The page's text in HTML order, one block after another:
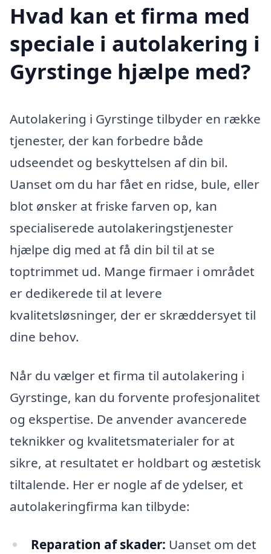
Hvad kan et firma med
speciale i autolakering i
Gyrstinge hjælpe med?
Autolakering i Gyrstinge tilbyder en række
tjenester, der kan forbedre både
udseendet og beskyttelsen af din bil.
Uanset om du har fået en ridse, bule, eller
blot ønsker at friske farven op, kan
specialiserede autolakeringstjenester
hjælpe dig med at få din bil til at se
toptrimmet ud. Mange firmaer i området
er dedikerede til at levere
kvalitetsløsninger, der er skræddersyet til
dine behov.
Når du vælger et firma til autolakering i
Gyrstinge, kan du forvente profesjonalitet
og ekspertise. De anvender avancerede
teknikker og kvalitetsmaterialer for at
sikre, at resultatet er holdbart og æstetisk
tiltalende. Her er nogle af de ydelser, et
autolakeringfirma kan tilbyde:
Reparation af skader: Uanset om det